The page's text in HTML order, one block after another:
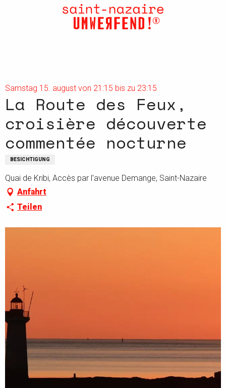
Samstag 15. august von 21:15 bis zu 23:15
La Route des Feux,
croisière découverte
commentée nocturne
BESICHTIGUNG
Quai de Kribi, Accès par l'avenue Demange, Saint-Nazaire
Anfahrt
Teilen